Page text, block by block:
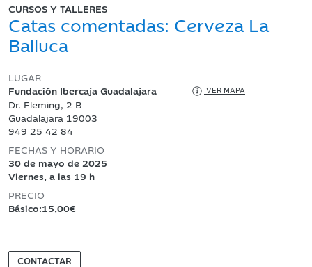
CURSOS Y TALLERES
Catas comentadas: Cerveza La
Balluca
LUGAR
Fundación Ibercaja Guadalajara
VER MAPA
Dr. Fleming, 2 B
Guadalajara 19003
949 25 42 84
FECHAS Y HORARIO
30 de mayo de 2025
Viernes, a las 19 h
PRECIO
Básico:15,00€
CONTACTAR